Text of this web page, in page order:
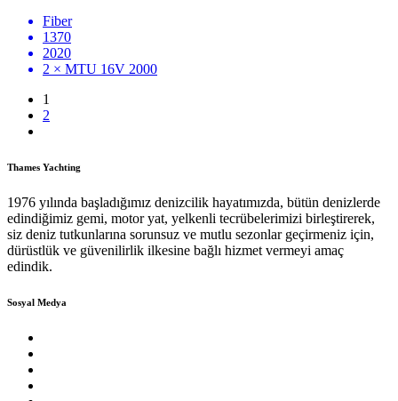
Fiber
1370
2020
2 × MTU 16V 2000
1
2
Thames Yachting
1976 yılında başladığımız denizcilik hayatımızda, bütün denizlerde
edindiğimiz gemi, motor yat, yelkenli tecrübelerimizi birleştirerek,
siz deniz tutkunlarına sorunsuz ve mutlu sezonlar geçirmeniz için,
dürüstlük ve güvenilirlik ilkesine bağlı hizmet vermeyi amaç
edindik.
Sosyal Medya